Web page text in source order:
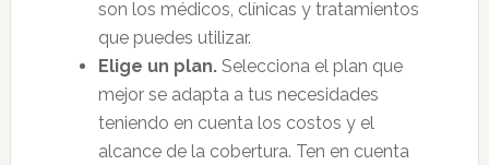
son los médicos, clínicas y tratamientos
que puedes utilizar.
Elige un plan.Selecciona el plan que
mejor se adapta a tus necesidades
teniendo en cuenta los costos y el
alcance de la cobertura. Ten en cuenta